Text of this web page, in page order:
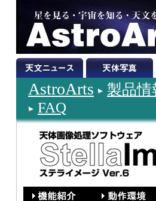
AstroArts 製品情
FAQ